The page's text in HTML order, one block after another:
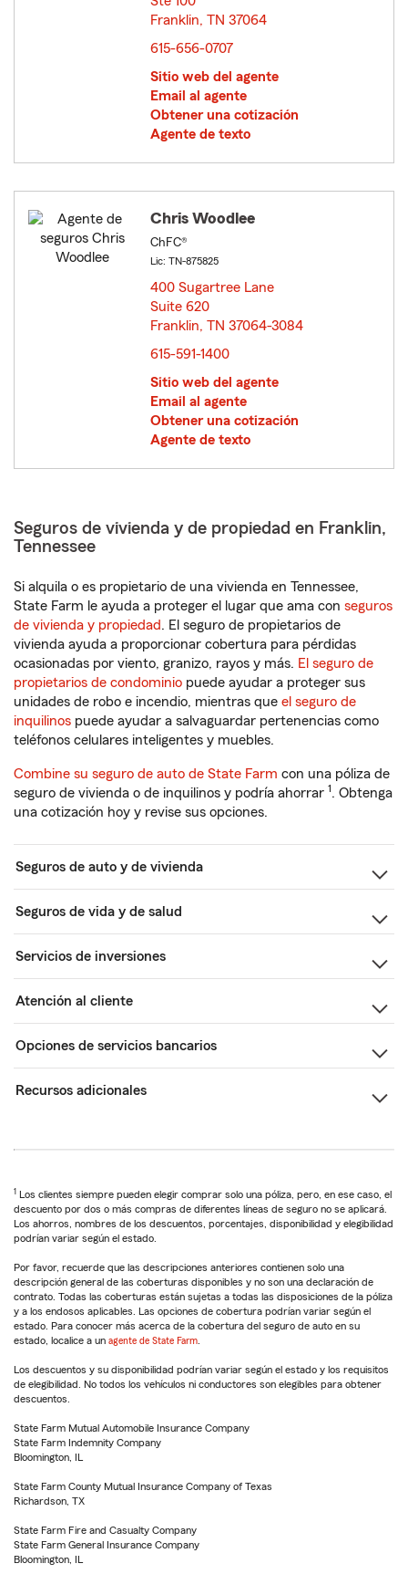
Franklin, TN 37064
615-656-0707
Sitio web del agente
Email al agente
Obtener una cotización
Agente de texto
Chris Woodlee
ChFC®
Lic: TN-875825
400 Sugartree Lane
Suite 620
Franklin, TN 37064-3084
615-591-1400
Sitio web del agente
Email al agente
Obtener una cotización
Agente de texto
Seguros de vivienda y de propiedad en Franklin,
Tennessee
Si alquila o es propietario de una vivienda en Tennessee,
State Farm le ayuda a proteger el lugar que ama con seguros
de vivienda y propiedad. El seguro de propietarios de
vivienda ayuda a proporcionar cobertura para pérdidas
ocasionadas por viento, granizo, rayos y más. El seguro de
propietarios de condominio puede ayudar a proteger sus
unidades de robo e incendio, mientras que el seguro de
inquilinos puede ayudar a salvaguardar pertenencias como
teléfonos celulares inteligentes y muebles.
Combine su seguro de auto de State Farm con una póliza de
seguro de vivienda o de inquilinos y podría ahorrar 1. Obtenga
una cotización hoy y revise sus opciones.
Seguros de auto y de vivienda
Seguros de vida y de salud
Servicios de inversiones
Atención al cliente
Opciones de servicios bancarios
Recursos adicionales
1 Los clientes siempre pueden elegir comprar solo una póliza, pero, en ese caso, el
descuento por dos o más compras de diferentes líneas de seguro no se aplicará.
Los ahorros, nombres de los descuentos, porcentajes, disponibilidad y elegibilidad
podrían variar según el estado.
Por favor, recuerde que las descripciones anteriores contienen solo una
descripción general de las coberturas disponibles y no son una declaración de
contrato. Todas las coberturas están sujetas a todas las disposiciones de la póliza
y a los endosos aplicables. Las opciones de cobertura podrían variar según el
estado. Para conocer más acerca de la cobertura del seguro de auto en su
estado, localice a un agente de State Farm
Los descuentos y su disponibilidad podrían variar según el estado y los requisitos
de elegibilidad. No todos los vehículos ni conductores son elegibles para obtener
descuentos.
State Farm Mutual Automobile Insurance Company
State Farm Indemnity Company
Bloomington, IL
State Farm County Mutual Insurance Company of Texas
Richardson, TX
State Farm Fire and Casualty Company
State Farm General Insurance Company
Bloomington, IL